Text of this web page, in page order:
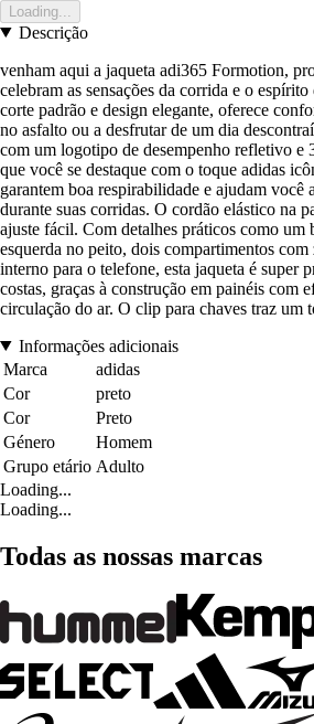
Loading...
Descrição
venham aqui a jaqueta adi365 Formotion,
celebram as sensações da corrida e o
corte padrão e design elegante, oferece
no asfalto ou a desfrutar de um dia
com um logotipo de desempenho refletivo e
que você se destaque com o toque adidas
garantem boa respirabilidade e ajudam você
durante suas corridas. O cordão elástico na
ajuste fácil. Com detalhes práticos como um
esquerda no peito, dois compartimentos
interno para o telefone, esta jaqueta é super
costas, graças à construção em painéis com
circulação do ar. O clip para chaves traz um
Informações adicionais
Marca
adidas
Cor
preto
Cor
Preto
Género
Homem
Grupo etário Adulto
Loading...
Loading...
Todas as nossas marcas